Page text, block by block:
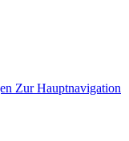
Zur Hauptnavigation